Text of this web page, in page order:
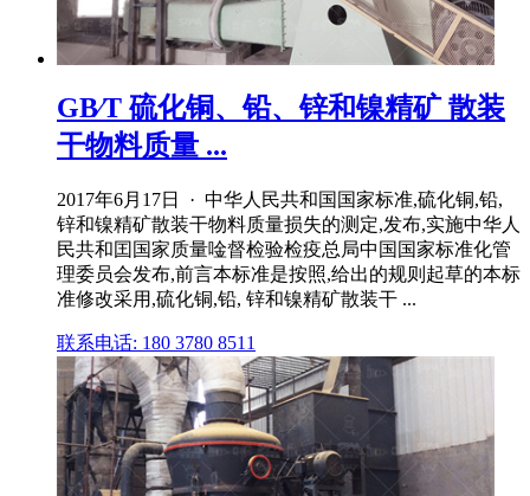
GB∕T 硫化铜、铅、锌和镍精矿 散装
干物料质量 ...
2017年6月17日 · 中华人民共和国国家标准,硫化铜,铅,
锌和镍精矿散装干物料质量损失的测定,发布,实施中华人
民共和囯国家质量唫督检验检疫总局中国国家标准化管
理委员会发布,前言本标准是按照,给出的规则起草的本标
准修改采用,硫化铜,铅, 锌和镍精矿散装干 ...
联系电话: 180 3780 8511